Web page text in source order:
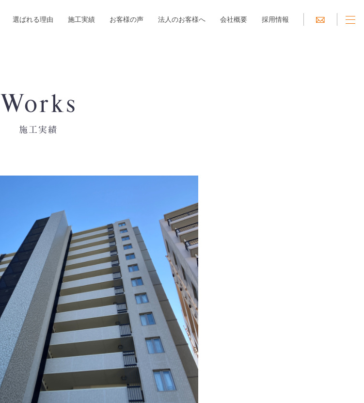
選ばれる理由 施工実績 お客様の声 法人のお客様へ 会社概要 採用情報
Works
施工実績